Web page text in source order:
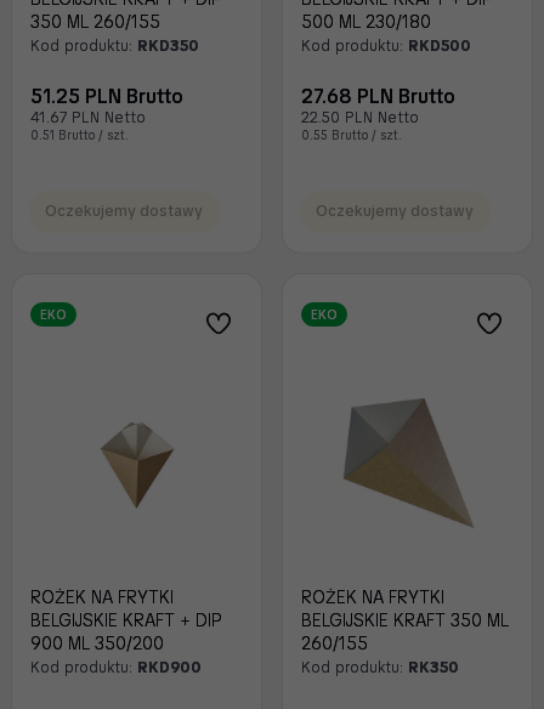
350 ML 260/155
Kod produktu: RKD350
51.25 PLN Brutto
41.67 PLN Netto
0.51 Brutto / szt.
Oczekujemy dostawy
500 ML 230/180
Kod produktu: RKD500
27.68 PLN Brutto
22.50 PLN Netto
0.55 Brutto / szt.
Oczekujemy dostawy
EKO
ROŻEK NA FRYTKI
BELGIJSKIE KRAFT + DIP
900 ML 350/200
Kod produktu: RKD900
EKO
ROŻEK NA FRYTKI
BELGIJSKIE KRAFT 350 ML
260/155
Kod produktu: RK350